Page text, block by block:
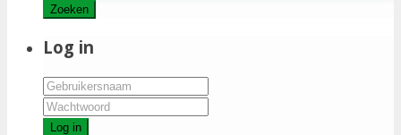
Zoeken
Log in
Log in